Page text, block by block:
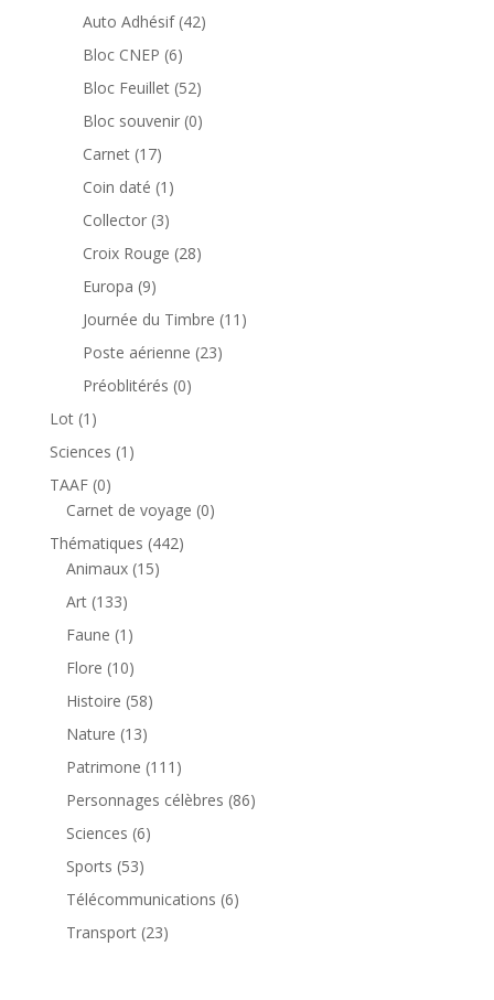
produits
Auto Adhésif 4242
Bloc CNEP 66
produits
Bloc Feuillet 5252
produits
Bloc souvenir 00
Carnet 1717
produits
Coin daté 1 1
produit
Collector 33
produits
Croix Rouge 2828
Europa 99
produits
Journée du Timbre 11 11
Poste aérienne 2323
Préoblitérés 00
Lot 1 1
produit
Sciences 1 1
TAAF 00
produit
Carnet de voyage 00
Thématiques 442442
Animaux 1515
Art 133133
produits
Faune 1 1
produit
Flore 1010
produits
Histoire 5858
Nature 1313
produits
Patrimone 111 111
produits
Personnages célèbres 8686
Sciences 66
Sports 5353
produits
Télécommunications 66
Transport 2323